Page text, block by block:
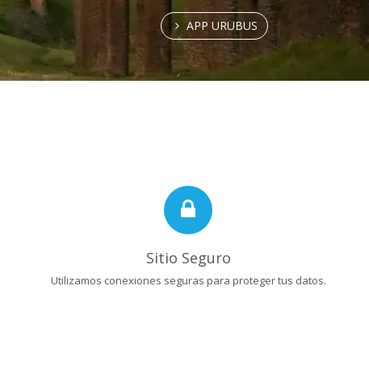
APP URUBUS
Sitio Seguro
Utilizamos conexiones seguras para proteger tus datos.